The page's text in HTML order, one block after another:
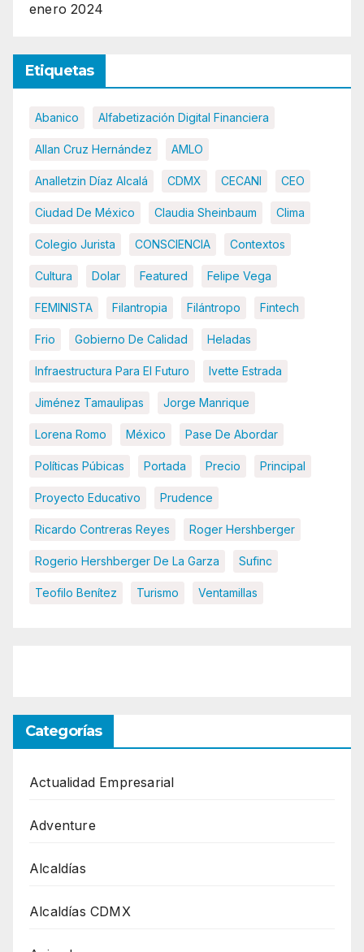
enero 2024
Etiquetas
Abanico Alfabetización Digital Financiera
Allan Cruz Hernández AMLO
Analletzin Díaz Alcalá CDMX CECANI CEO
Ciudad De México Claudia Sheinbaum Clima
Colegio Jurista CONSCIENCIA Contextos
Cultura Dolar Featured Felipe Vega
FEMINISTA Filantropia Filántropo Fintech
Frio Gobierno De Calidad Heladas
Infraestructura Para El Futuro Ivette Estrada
Jiménez Tamaulipas Jorge Manrique
Lorena Romo México Pase De Abordar
Políticas Púbicas Portada Precio Principal
Proyecto Educativo Prudence
Ricardo Contreras Reyes Roger Hershberger
Rogerio Hershberger De La Garza Sufinc
Teofilo Benítez Turismo Ventamillas
Categorías
Actualidad Empresarial
Adventure
Alcaldías
Alcaldías CDMX